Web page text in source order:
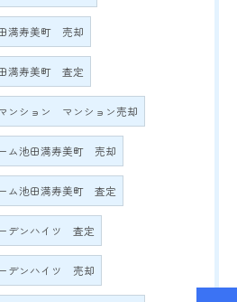
満寿美町 売却
満寿美町 査定
ンション マンション売却
ム池田満寿美町 売却
ム池田満寿美町 査定
デンハイツ 査定
デンハイツ 売却